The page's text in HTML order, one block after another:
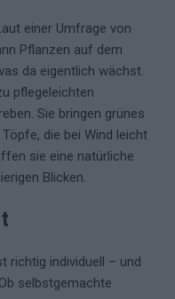
einer Umfrage von
Pflanzen auf dem
da eigentlich wächst.
pflegeleichten
Sie bringen grünes
die bei Wind leicht
sie eine natürliche
Blicken.
richtig individuell – und
selbstgemachte